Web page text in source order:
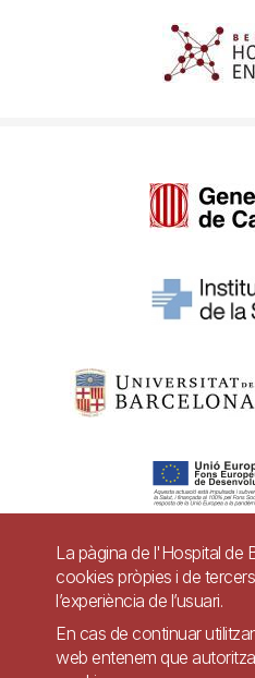
Pie
Accessibilitat
La pàgina de l'Hospital de
cookies pròpies i de
l’experiència de l’usuari.
En cas de continuar
web entenem que autoritza